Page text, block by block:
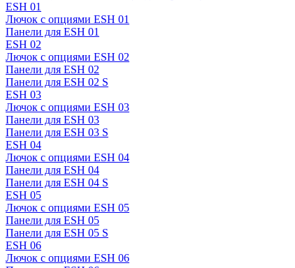
ESH 01
Лючок с опциями ESH 01
Панели для ESH 01
ESH 02
Лючок с опциями ESH 02
Панели для ESH 02
Панели для ESH 02 S
ESH 03
Лючок с опциями ESH 03
Панели для ESH 03
Панели для ESH 03 S
ESH 04
Лючок с опциями ESH 04
Панели для ESH 04
Панели для ESH 04 S
ESH 05
Лючок с опциями ESH 05
Панели для ESH 05
Панели для ESH 05 S
ESH 06
Лючок с опциями ESH 06